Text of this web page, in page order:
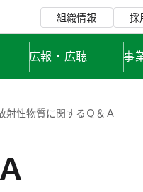
組織情報 採
広報・広聴 事
射性物質に関するＱ＆Ａ